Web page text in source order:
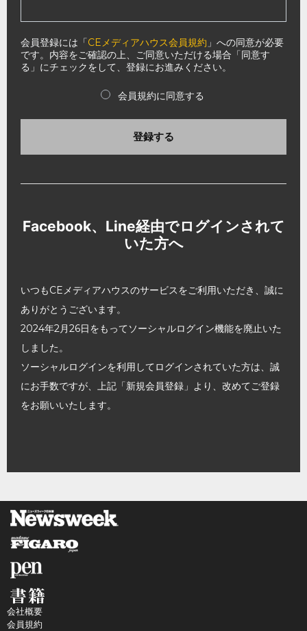
会員登録には「CEメディアハウス会員規約 」への同意が必要
です。内容をご確認の上、ご同意いただける場合「同意す
る」にチェックをして、登録にお進みください。
会員規約に同意する
登録する
Facebook、Line経由でログインされて
いた方へ
いつもCEメディアハウスのサービスをご利用いただき、誠に
ありがとうございます。
2024年2月26日をもってソーシャルログイン機能を廃止いた
しました。
ソーシャルログインを利用してログインされていた方は、誠
にお手数ですが、上記「新規会員登録」より、改めてご登録
をお願いいたします。
会社概要
会員規約